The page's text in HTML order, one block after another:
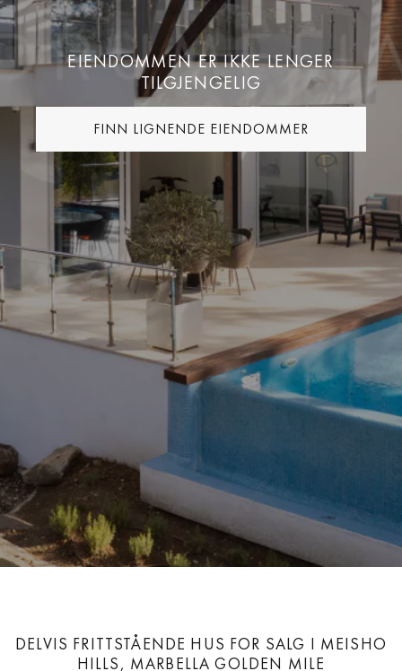
EIENDOMMEN ER IKKE LENGER
TILGJENGELIG
FINN LIGNENDE EIENDOMMER
DELVIS FRITTSTÅENDE HUS FOR SALG I MEISHO
HILLS, MARBELLA GOLDEN MILE